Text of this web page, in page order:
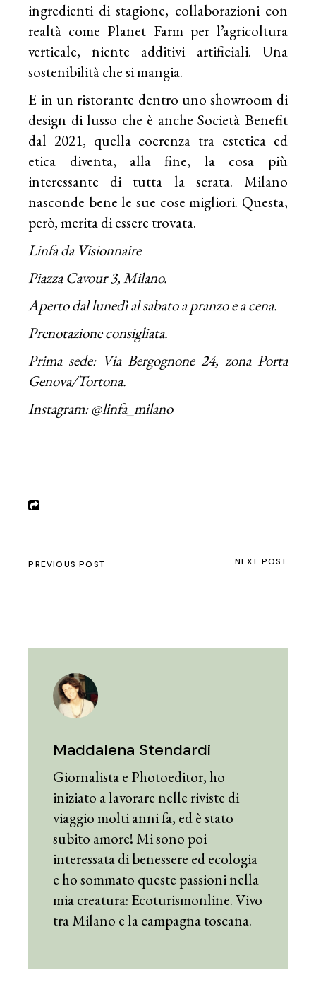
ingredienti di stagione, collaborazioni con
realtà come Planet Farm per l’agricoltura
verticale, niente additivi artificiali. Una
sostenibilità che si mangia.
E in un ristorante dentro uno showroom di
design di lusso che è anche Società Benefit
dal 2021, quella coerenza tra estetica ed
etica diventa, alla fine, la cosa più
interessante di tutta la serata. Milano
nasconde bene le sue cose migliori. Questa,
però, merita di essere trovata.
Linfa da Visionnaire
Piazza Cavour 3, Milano.
Aperto dal lunedì al sabato a pranzo e a cena.
Prenotazione consigliata.
Prima sede: Via Bergognone 24, zona Porta
Genova/Tortona.
Instagram: @linfa_milano
PREVIOUS POST NEXT POST
Maddalena Stendardi
Giornalista e Photoeditor, ho
iniziato a lavorare nelle riviste di
viaggio molti anni fa, ed è stato
subito amore! Mi sono poi
interessata di benessere ed ecologia
e ho sommato queste passioni nella
mia creatura: Ecoturismonline. Vivo
tra Milano e la campagna toscana.